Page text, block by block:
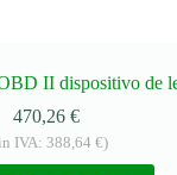
II dispositivo de
470,26€
IVA:388,64€)